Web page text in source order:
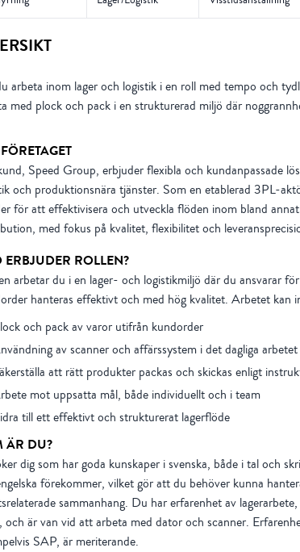
arbeta inom lager och logistik i en roll med tempo och
med plock och pack i en strukturerad miljö där
Speed Group, erbjuder flexibla och kundanpassade
och produktionsnära tjänster. Som en etablerad 3PL-
för att effektivisera och utveckla flöden inom bland
med fokus på kvalitet, flexibilitet och
ERBJUDER ROLLEN?
arbetar du i en lager- och logistikmiljö där du ansvarar
hanteras effektivt och med hög kvalitet. Arbetet kan
och pack av varor utifrån kundorder
av scanner och affärssystem i det dagliga arbetet
att rätt produkter packas och skickas enligt
mot uppsatta mål, både individuellt och i team
till ett effektivt och strukturerat lagerflöde
ÄR DU?
dig som har goda kunskaper i svenska, både i tal och
förekommer, vilket gör att du behöver kunna
sammanhang. Du har erfarenhet av
och är van vid att arbeta med dator och scanner.
SAP, är meriterande.